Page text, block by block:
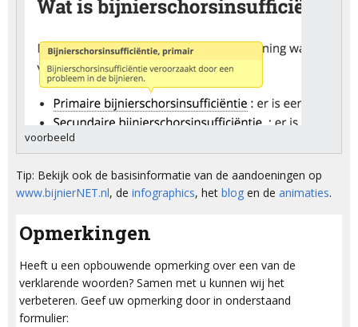
voorbeeld
Tip: Bekijk ook de basisinformatie van de aandoeningen op
www.bijnierNET.nl, de infographics, het blog en de animaties.
Opmerkingen
Heeft u een opbouwende opmerking over een van de
verklarende woorden? Samen met u kunnen wij het
verbeteren. Geef uw opmerking door in onderstaand
formulier: